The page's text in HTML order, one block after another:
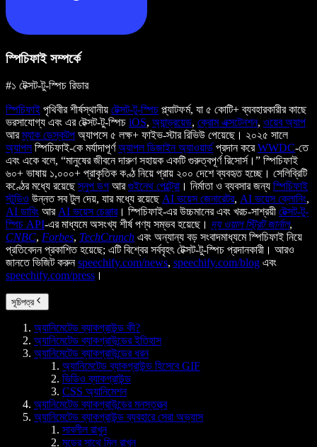
স্পিচিফাই সম্পর্কে
#১ টেক্সট-টু-স্পিচ রিডার
স্পিচিফাই পৃথিবীর শীর্ষস্থানীয় টেক্সট-টু-স্পিচ প্ল্যাটফর্ম, যা ৫ কোটি+ ব্যবহারকারীর কাছে
ভরসাযোগ্য এবং এর টেক্সট-টু-স্পিচ iOS, অ্যান্ড্রয়েড, ক্রোম এক্সটেনশন, ওয়েব অ্যাপ
আরম্যাক ডেস্কটপ অ্যাপসে ৫ লক্ষ+ ফাইভ-স্টার রিভিউ পেয়েছে। ২০২৫ সালে
অ্যাপলস্পিচিফাই-কে মর্যাদাপূর্ণঅ্যাপল ডিজাইন অ্যাওয়ার্ড প্রদান করেWWDC-তে
এবং একে বলে, “মানুষের জীবনে দারুণ সহায়ক একটি গুরুত্বপূর্ণ রিসোর্স।” স্পিচিফাই
৬০+ ভাষায় ১,০০০+ প্রাকৃতিক কণ্ঠ নিয়ে প্রায় ২০০ দেশে ব্যবহৃত হচ্ছে। সেলিব্রিটি
কণ্ঠের মধ্যে রয়েছেস্নুপ ডগ আরগুইনেথ পেল্ট্রো । নির্মাতা ও ব্যবসার জন্য স্পিচিফাই
স্টুডিও উন্নত সব টুল দেয়, যার মধ্যে রয়েছে AI ভয়েস জেনারেটর, AI ভয়েস ক্লোনিং,
AI ডাবিং আর AI ভয়েস চেঞ্জার। স্পিচিফাই-এর উচ্চমানের এবং খরচ-সাশ্রয়ী টেক্সট-টু-
স্পিচ API-এর মাধ্যমে অসংখ্য শীর্ষ পণ্য সম্ভব হয়েছে। দ্য ওয়াল স্ট্রিট জার্নাল,
CNBC, Forbes, TechCrunch এবং অন্যান্য বড় সংবাদমাধ্যমে স্পিচিফাই নিয়ে
প্রতিবেদন প্রকাশিত হয়েছে; এটি বিশ্বের সর্ববৃহৎ টেক্সট-টু-স্পিচ প্রদানকারী। আরও
জানতে ভিজিট করুনspeechify.com/news, speechify.com/blog এবং
speechify.com/press ।
সূচিপত্র
অ্যানিমেটেড ব্যাকগ্রাউন্ড কী?
অ্যানিমেটেড ব্যাকগ্রাউন্ডের ইতিহাস
অ্যানিমেটেড ব্যাকগ্রাউন্ডের ধরন
অ্যানিমেটেড ব্যাকগ্রাউন্ড হিসেবে GIF
ভিডিও ব্যাকগ্রাউন্ড
CSS অ্যানিমেশন
অ্যানিমেটেড ব্যাকগ্রাউন্ডের মনস্তত্ত্ব
অ্যানিমেটেড ব্যাকগ্রাউন্ড ব্যবহারে সেরা অভ্যাস
সাবলীল রাখুন
মুডের সাথে মিল রাখুন